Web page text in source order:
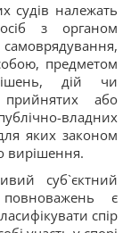
судів належать
з органом
предметом
дій чи
прийнятих або
владних
яких законом
вирішення.
суб`єктний
є
спір